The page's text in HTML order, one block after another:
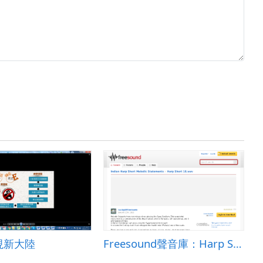
新大陸 Freesound聲音庫：Harp Short 18.wav